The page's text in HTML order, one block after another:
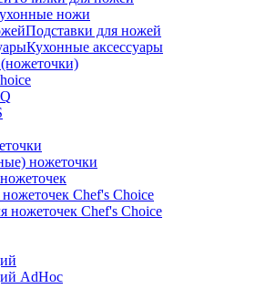
ножи
Подставки для ножей
Кухонные аксессуары
ножеточки
Chef's Choice
ножеточек Chef's Choice
AdHoc